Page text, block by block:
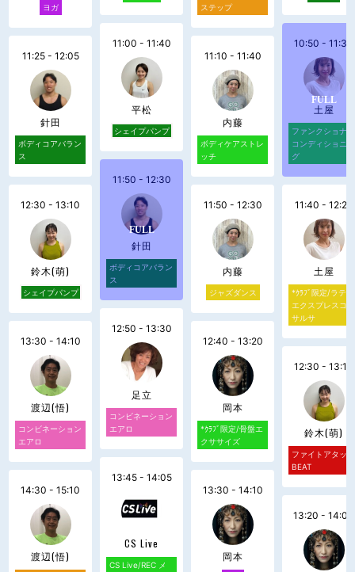
ヨガ
11:25 - 12:05
針田
ボディコアバラン
ス
12:30 - 13:10
鈴木(萌)
シェイプパンプ
13:30 - 14:10
渡辺(悟)
コンビネーション
エアロ
14:30 - 15:10
渡辺(悟)
11:00 - 11:40
平松
シェイプパンプ
11:50 - 12:30
針田
ボディコアバラン
ス
12:50 - 13:30
足立
コンビネーション
エアロ
13:45 - 14:05
CS Live
CS Live/REC メ
ステップ
11:10 - 11:40
内藤
ボディケアストレ
ッチ
11:50 - 12:30
内藤
ジャズダンス
12:40 - 13:20
岡本
*ｸﾗﾌﾞ限定/骨盤エ
クササイズ
13:30 - 14:10
岡本
10:50 - 11:30
土屋
ファンクショナル
コンディショニン
グ
11:40 - 12:20
土屋
*ｸﾗﾌﾞ限定/ラテン
エクスプレスコン
サルサ
12:30 - 13:10
鈴木(萌)
ファイトアタック
BEAT
13:20 - 14:00